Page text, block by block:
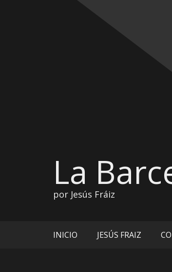
La
por Jesús Fráiz
INICIO JESÚS FRAIZ